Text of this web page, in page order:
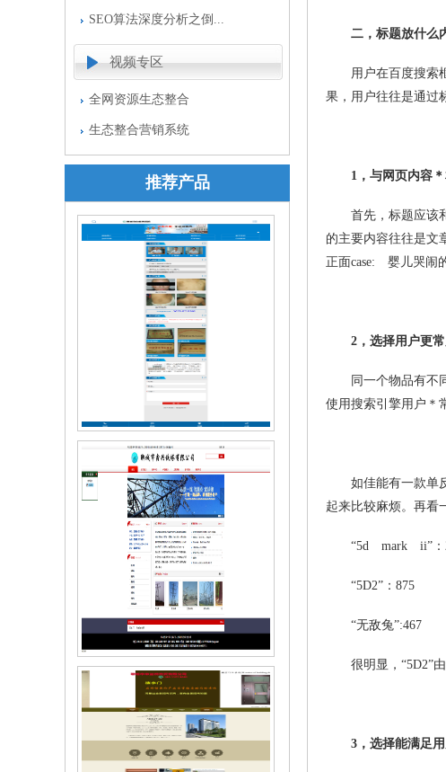
二，标题放什么
用户在百度搜索框
果，用户往往是通过
1，与网页内容＊
首先，标题应该和
的主要内容往往是文
正面case: 婴儿哭闹
2，选择用户更
同一个物品有不同
使用搜索引擎用户＊
如佳能有一款单反
起来比较麻烦。再看
“5d mark ii”：
“5D2”：875
“无敌兔”:467
很明显，“5D2”由
3，选择能满足用
SEO算法深度分析之倒...
视频专区
全网资源生态整合
生态整合营销系统
推荐产品
聊城市白癜风医院手机站
聊城市鑫兴铁塔有限公司